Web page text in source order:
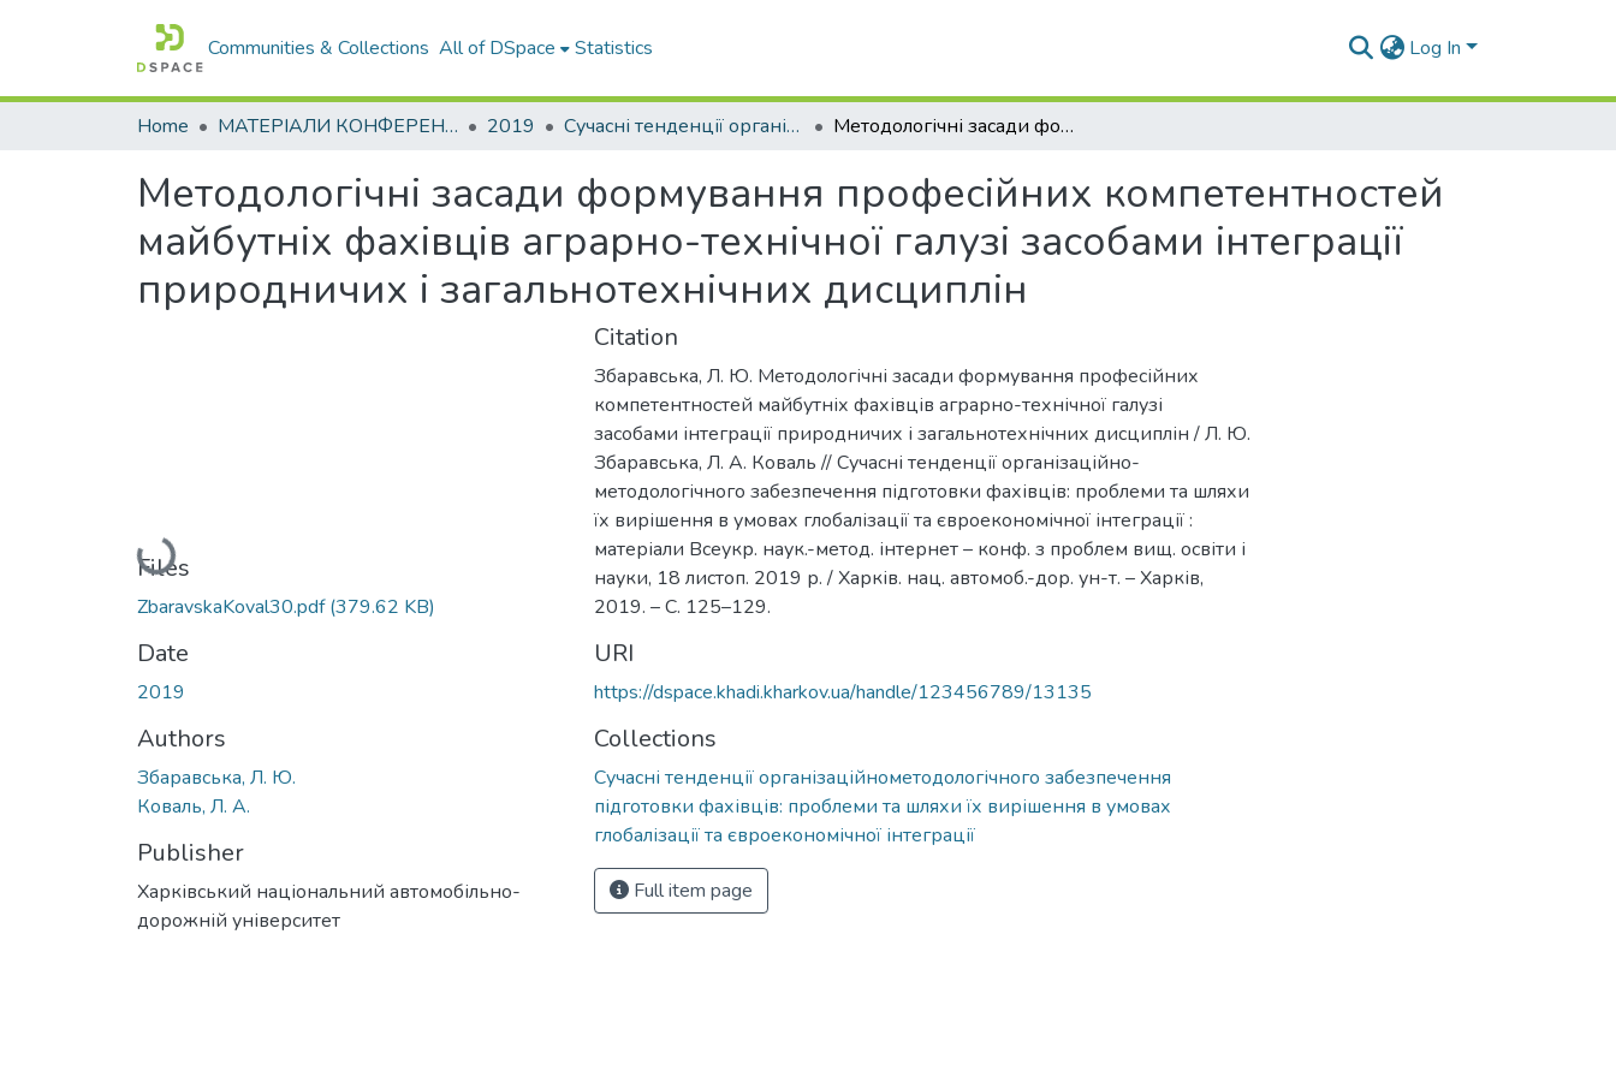
Communities & Collections All of DSpace Statistics Log In
Home МАТЕРІАЛИ КОНФЕРЕНЦІЙ 2019 Сучасні тенденції організаційнометодологічного забезпечення підготовки фахівців: проблеми та шляхи їх вирішення в умовах глобалізації та євроекономічної інтеграції Методологічні засади формування професійних компетентностей майбутніх фахівців аграрно-технічної галузі засобами інтеграції природничих і загальнотехнічних дисциплін
Методологічні засади формування професійних компетентностей
майбутніх фахівців аграрно-технічної галузі засобами інтеграції
природничих і загальнотехнічних дисциплін
Loading...
Files
ZbaravskaKoval30.pdf(379.62 KB)
Date
2019
Authors
Збаравська, Л. Ю.
Коваль, Л. А.
Publisher
Харківський національний автомобільно-
дорожній університет
Citation
Збаравська, Л. Ю. Методологічні засади формування професійних
компетентностей майбутніх фахівців аграрно-технічної галузі
засобами інтеграції природничих і загальнотехнічних дисциплін / Л. Ю.
Збаравська, Л. А. Коваль // Сучасні тенденції організаційно-
методологічного забезпечення підготовки фахівців: проблеми та шляхи
їх вирішення в умовах глобалізації та євроекономічної інтеграції :
матеріали Всеукр. наук.-метод. інтернет – конф. з проблем вищ. освіти і
науки, 18 листоп. 2019 р. / Харків. нац. автомоб.-дор. ун-т. – Харків,
2019. – С. 125–129.
URI
https://dspace.khadi.kharkov.ua/handle/123456789/13135
Collections
Сучасні тенденції організаційнометодологічного забезпечення
підготовки фахівців: проблеми та шляхи їх вирішення в умовах
глобалізації та євроекономічної інтеграції
Full item page